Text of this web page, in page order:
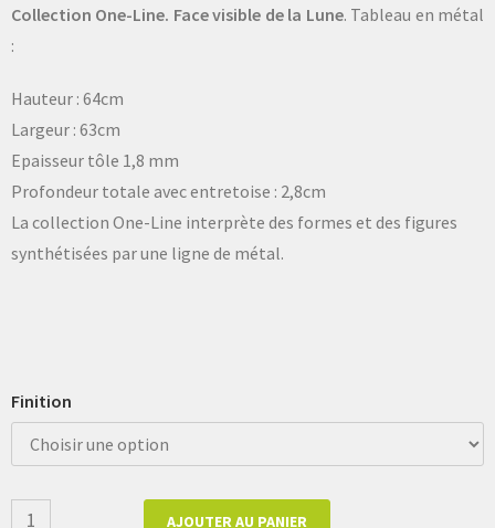
Collection One-Line. Face visible de la Lune. Tableau en métal
:
Hauteur : 64cm
Largeur : 63cm
Epaisseur tôle 1,8 mm
Profondeur totale avec entretoise : 2,8cm
La collection One-Line interprète des formes et des figures
synthétisées par une ligne de métal.
Finition
AJOUTER AU PANIER